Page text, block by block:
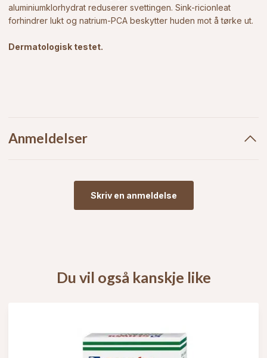
aluminiumklorhydrat reduserer svettingen. Sink-ricionleat
forhindrer lukt og natrium-PCA beskytter huden mot å tørke ut.
Dermatologisk testet.
Anmeldelser
Skriv en anmeldelse
Du vil også kanskje like